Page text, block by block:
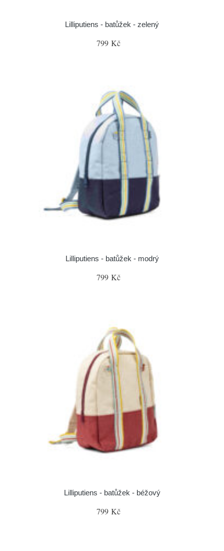
Lilliputiens - batůžek - zelený
799 Kč
Lilliputiens - batůžek - modrý
799 Kč
Lilliputiens - batůžek - béžový
799 Kč